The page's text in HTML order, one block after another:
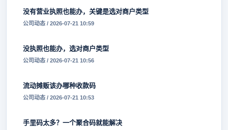
没有营业执照也能办，关键是选对商户类型
公司动态 / 2026-07-21 10:59
没执照也能办，选对商户类型
公司动态 / 2026-07-21 10:56
流动摊贩该办哪种收款码
公司动态 / 2026-07-21 10:53
手里码太多？一个聚合码就能解决